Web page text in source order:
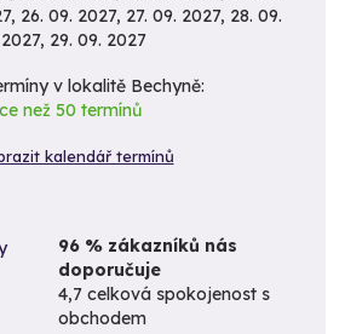
v lokalitě Bechyně:
než 50 termínů
kalendář termínů
96 % zákazníků nás
doporučuje
4,7 celková spokojenost s
obchodem